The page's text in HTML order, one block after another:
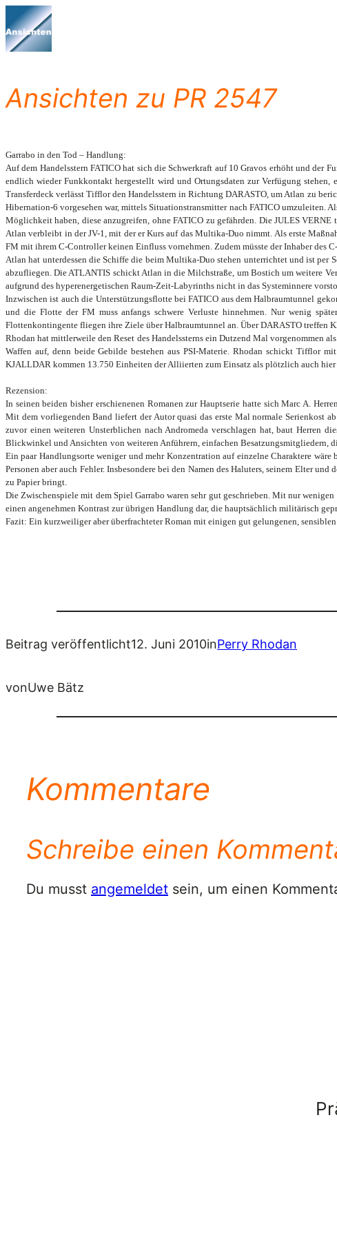
Zum
Inhalt
springen
Ansichten zu PR 2547
Garrabo in den Tod – Handlung:
Auf dem Handelsstern FATICO hat sich die Schwerkraft auf 10 Gravos erhöht und
endlich wieder Funkkontakt hergestellt wird und Ortungsdaten zur Verfügung
Transferdeck verlässt Tifflor den Handelsstern in Richtung DARASTO, um Atlan zu
Hibernation-6 vorgesehen war, mittels Situationstransmitter nach FATICO umzuleiten.
Möglichkeit haben, diese anzugreifen, ohne FATICO zu gefährden. Die JULES
Atlan verbleibt in der JV-1, mit der er Kurs auf das Multika-Duo nimmt. Als erste
FM mit ihrem C-Controller keinen Einfluss vornehmen. Zudem müsste der Inhaber des
Atlan hat unterdessen die Schiffe die beim Multika-Duo stehen unterrichtet und ist per
abzufliegen. Die ATLANTIS schickt Atlan in die Milchstraße, um Bostich um weitere
aufgrund des hyperenergetischen Raum-Zeit-Labyrinths nicht in das Systeminnere
Inzwischen ist auch die Unterstützungsflotte bei FATICO aus dem Halbraumtunnel
und die Flotte der FM muss anfangs schwere Verluste hinnehmen. Nur wenig
Flottenkontingente fliegen ihre Ziele über Halbraumtunnel an. Über DARASTO treffen
Rhodan hat mittlerweile den Reset des Handelssterns ein Dutzend Mal vorgenommen
Waffen auf, denn beide Gebilde bestehen aus PSI-Materie. Rhodan schickt Tifflor
KJALLDAR kommen 13.750 Einheiten der Alliierten zum Einsatz als plötzlich auch hier
Rezension:
In seinen beiden bisher erschienenen Romanen zur Hauptserie hatte sich Marc A.
Mit dem vorliegenden Band liefert der Autor quasi das erste Mal normale Serienkost
zuvor einen weiteren Unsterblichen nach Andromeda verschlagen hat, baut Herren
Blickwinkel und Ansichten von weiteren Anführern, einfachen Besatzungsmitgliedern,
Ein paar Handlungsorte weniger und mehr Konzentration auf einzelne Charaktere
Personen aber auch Fehler. Insbesondere bei den Namen des Haluters, seinem Elter
zu Papier bringt.
Die Zwischenspiele mit dem Spiel Garrabo waren sehr gut geschrieben. Mit nur
einen angenehmen Kontrast zur übrigen Handlung dar, die hauptsächlich militärisch
Fazit: Ein kurzweiliger aber überfrachteter Roman mit einigen gut gelungenen, sensiblen
Beitrag veröffentlicht12. Juni 2010inPerry Rhodan
vonUwe Bätz
Kommentare
Schreibe einen
Du musst angemeldet sein, um einen